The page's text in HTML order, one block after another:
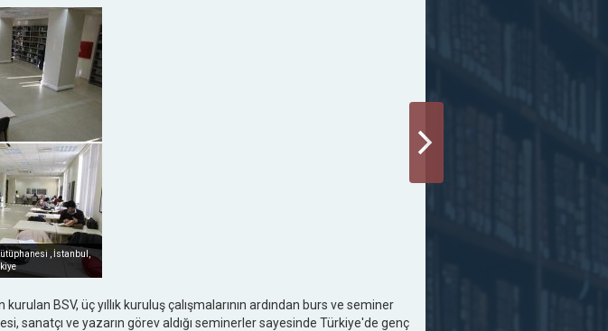
, İstanbul,
BSV, üç yıllık kuruluş çalışmalarının ardından burs ve seminer
sanatçı ve yazarın görev aldığı seminerler sayesinde Türkiye'de genç